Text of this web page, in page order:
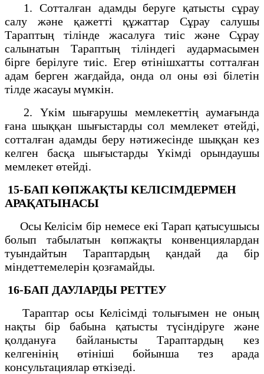
1. Сотталған адамды беруге қатысты сұрау
салу және қажетті құжаттар Сұрау салушы
Тараптың тілінде жасалуға тиіс және Сұрау
салынатын Тараптың тіліндегі аудармасымен
бірге берілуге тиіс. Егер өтінішхатты сотталған
адам берген жағдайда, онда ол оны өзі білетін
тілде жасауы мүмкін.
2. Үкім шығарушы мемлекеттің аумағында
ғана шыққан шығыстарды сол мемлекет өтейді,
сотталған адамды беру нәтижесінде шыққан кез
келген басқа шығыстарды Үкімді орындаушы
мемлекет өтейді.
15-БАП КӨПЖАҚТЫ КЕЛІСІМДЕРМЕН
АРАҚАТЫНАСЫ
Осы Келісім бір немесе екі Тарап қатысушысы
болып табылатын көпжақты конвенциялардан
туындайтын Тараптардың қандай да бір
міндеттемелерін қозғамайды.
16-БАП ДАУЛАРДЫ РЕТТЕУ
Тараптар осы Келісімді толығымен не оның
нақты бір бабына қатысты түсіндіруге және
қолдануға байланысты Тараптардың кез
келгенінің өтініші бойынша тез арада
консультациялар өткізеді.